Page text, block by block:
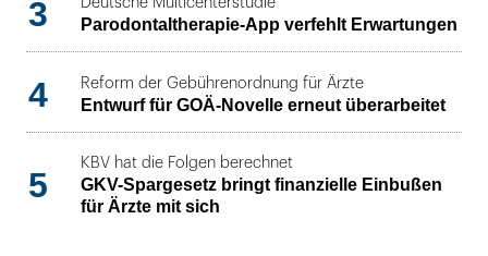
3 Parodontaltherapie-App verfehlt Erwartungen
4 Reform der Gebührenordnung für Ärzte
Entwurf für GOÄ-Novelle erneut überarbeitet
5
KBV hat die Folgen berechnet
GKV-Spargesetz bringt finanzielle Einbußen
für Ärzte mit sich